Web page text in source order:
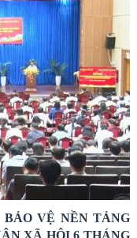
VỆ NỀN TẢNG
XÃ HỘI 6 THÁNG